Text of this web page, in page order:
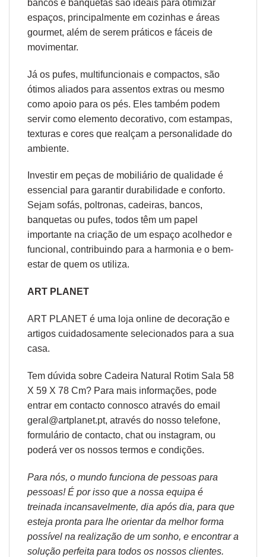
bancos e banquetas são ideais para otimizar
espaços, principalmente em cozinhas e áreas
gourmet, além de serem práticos e fáceis de
movimentar.
Já os pufes, multifuncionais e compactos, são
ótimos aliados para assentos extras ou mesmo
como apoio para os pés. Eles também podem
servir como elemento decorativo, com estampas,
texturas e cores que realçam a personalidade do
ambiente.
Investir em peças de mobiliário de qualidade é
essencial para garantir durabilidade e conforto.
Sejam sofás, poltronas, cadeiras, bancos,
banquetas ou pufes, todos têm um papel
importante na criação de um espaço acolhedor e
funcional, contribuindo para a harmonia e o bem-
estar de quem os utiliza.
ART PLANET
ART PLANET é uma loja online de decoração e
artigos cuidadosamente selecionados para a sua
casa.
Tem dúvida sobre Cadeira Natural Rotim Sala 58
X 59 X 78 Cm? Para mais informações, pode
entrar em contacto connosco através do email
geral@artplanet.pt, através do nosso telefone,
formulário de contacto, chat ou instagram, ou
poderá ver os nossos termos e condições.
Para nós, o mundo funciona de pessoas para
pessoas! É por isso que a nossa equipa é
treinada incansavelmente, dia após dia, para que
esteja pronta para lhe orientar da melhor forma
possível na realização de um sonho, e encontrar a
solução perfeita para todos os nossos clientes.